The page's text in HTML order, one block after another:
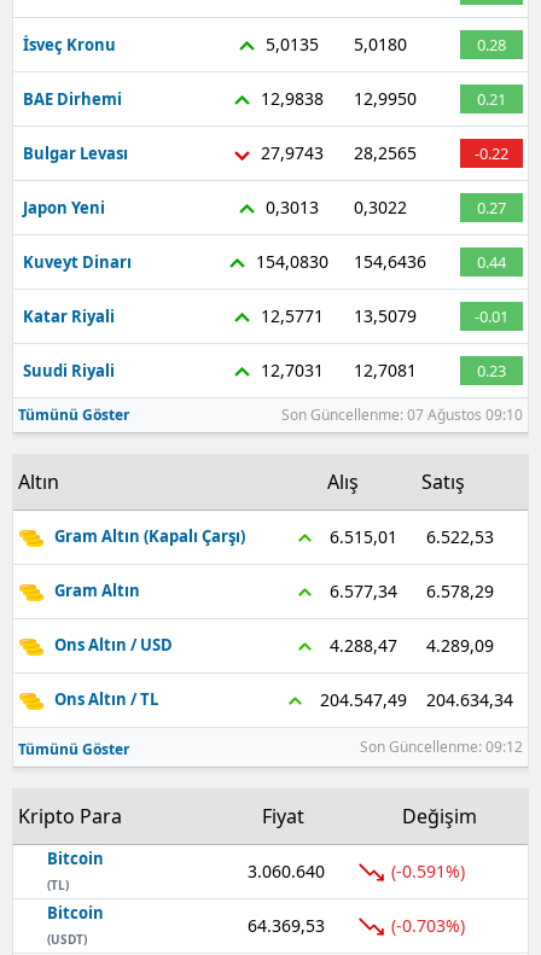
Malatya
Mardin
Muğla
Muş
Niğde
Ordu
Rize
Sakarya
Samsun
Sinop
Sivas
Tokat
Trabzon
Tunceli
İsveç Kronu 5,0135 5,0180 0.28
BAE Dirhemi 12,9838 12,9950 0.21
Bulgar Levası 27,9743 28,2565 -0.22
Japon Yeni 0,3013 0,3022 0.27
Kuveyt Dinarı 154,0830 154,6436 0.44
Katar Riyali 12,5771 13,5079 -0.01
Suudi Riyali 12,7031 12,7081 0.23
Tümünü Göster Son Güncellenme: 07 Ağustos 09:10
Altın Alış Satış
Gram Altın (Kapalı Çarşı) 6.515,01 6.522,53
Gram Altın 6.577,34 6.578,29
Ons Altın / USD 4.288,47 4.289,09
Ons Altın / TL 204.547,49 204.634,34
Tümünü Göster Son Güncellenme: 09:12
Kripto Para Fiyat Değişim
Bitcoin
(TL)
3.060.640 (-0.591%)
Bitcoin
(USDT)
64.369,53 (-0.703%)